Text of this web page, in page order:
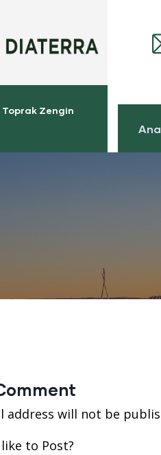
Toprak Zengin
address will not be
to Post?